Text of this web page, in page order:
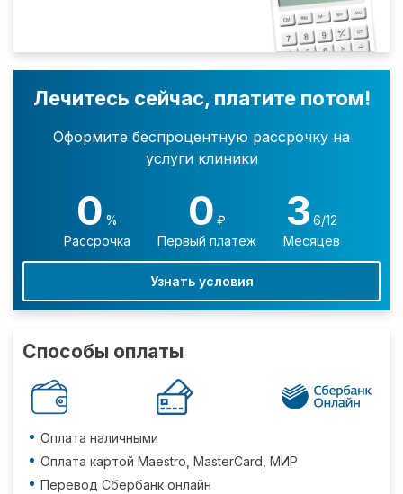
Лечитесь сейчас, платите потом!
Оформите беспроцентную рассрочку на
услуги клиники
0 %
Рассрочка
0 ₽
Первый платеж
3 6/12
Месяцев
Узнать условия
Способы оплаты
Оплата наличными
Оплата картой Maestro, MasterCard, МИР
Перевод Сбербанк онлайн